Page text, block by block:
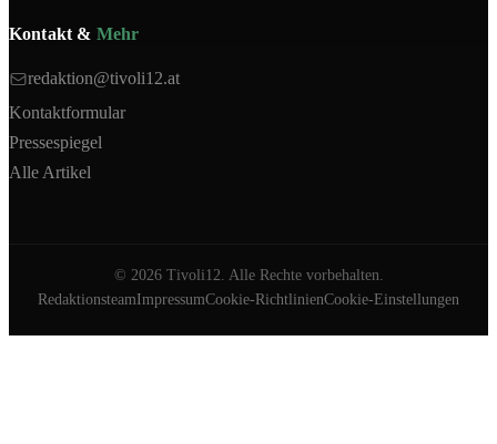
Kontakt & Mehr
redaktion@tivoli12.at
Kontaktformular
Pressespiegel
Alle Artikel
© 2026Tivoli12. Alle Rechte vorbehalten.
RedaktionsteamImpressumCookie-RichtlinienCookie-Einstellungen